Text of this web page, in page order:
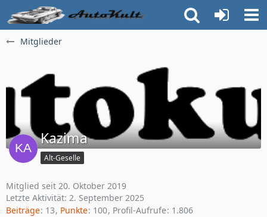
Mitglieder
Kazima
Alt-Geselle
Mitglied seit 20. Oktober 2019
Letzte Aktivität: 2. September 2025
Beiträge 13 Punkte 100 Profil-Aufrufe 1.806